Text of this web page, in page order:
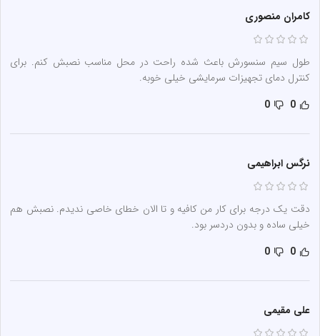
کامران منصوری
طول سیم سنسورش باعث شده راحت در محل مناسب نصبش کنم. برای
کنترل دمای تجهیزات سرمایشی خیلی خوبه.
0
0
نرگس ابراهیمی
دقت یک درجه برای کار من کافیه و تا الان خطای خاصی ندیدم. نصبش هم
خیلی ساده و بدون دردسر بود.
0
0
علی مقیمی